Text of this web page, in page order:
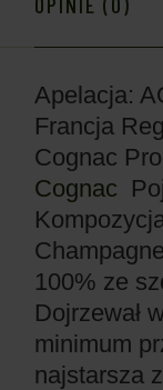
Apelacja:
Francja
Cognac
Cognac
100% ze
Dojrzewał
minimum
najstarsza